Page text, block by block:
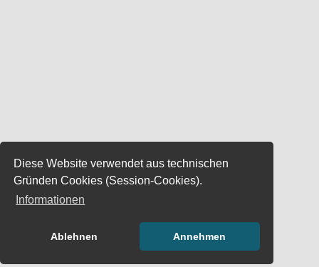
Diese Website verwendet aus technischen
Gründen Cookies (Session-Cookies).
Informationen
Ablehnen Annehmen